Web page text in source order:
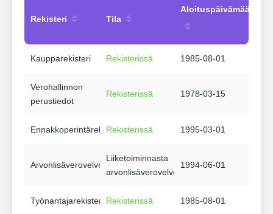
Rekisteri Tila
Aloituspäivämäärä
Kaupparekisteri Rekisterissä 1985-08-01
Verohallinnon
perustiedot
Rekisterissä 1978-03-15
EnnakkoperintärekisteriRekisterissä 1995-03-01
Arvonlisäverovelvollisuus
Liiketoiminnasta
arvonlisäverovelvollinen
1994-06-01
Työnantajarekisteri Rekisterissä 1985-08-01